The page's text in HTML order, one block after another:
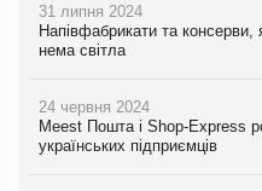
31 липня 2024
Напівфабрикати та консерви,
нема світла
24 червня 2024
Meest Пошта і Shop-Express
українських підприємців